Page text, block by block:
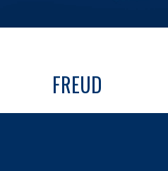
FREUD